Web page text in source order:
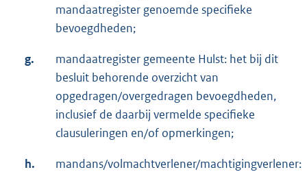
mandaatregister genoemde specifieke
bevoegdheden;
g.
mandaatregister gemeente Hulst: het bij dit
besluit behorende overzicht van
opgedragen/overgedragen bevoegdheden,
inclusief de daarbij vermelde specifieke
clausuleringen en/of opmerkingen;
h.
mandans/volmachtverlener/machtigingverlener: